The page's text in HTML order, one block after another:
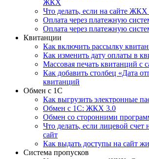
ЖКХ
Что делать, если на сайте ЖКХ
Оплата через платежную
Оплата через платежную
Квитанции
Как включить рассылку
Как изменить дату оплаты в
Массовая печать квитанций с
Как добавить столбец «Дата
квитанций
Обмен с 1С
Как выгрузить электронные
Обмен с 1С: ЖКХ 3.0
Обмен со сторонними
Что делать, если лицевой счет
сайт
Как выдать доступы на сайт
Система пропусков